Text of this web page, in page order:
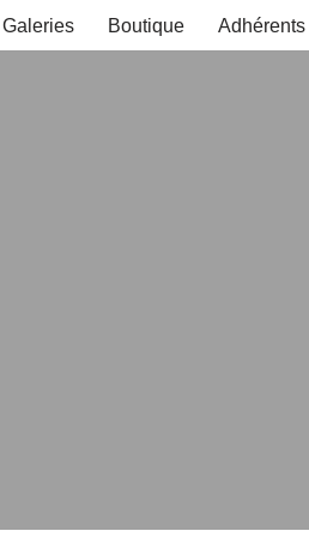
Galeries Boutique Adhérents